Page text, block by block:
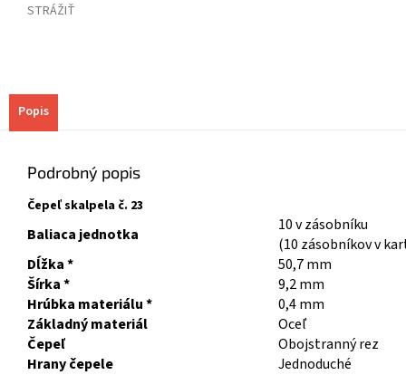
STRÁŽIŤ
Popis
Podrobný popis
Čepeľ skalpela č. 23
Baliaca jednotka
10 v zásobníku
(10 zásobníkov v
Dĺžka *
50,7 mm
Šírka *
9,2 mm
Hrúbka materiálu *
0,4 mm
Základný materiál
Oceľ
Čepeľ
Obojstranný rez
Hrany čepele
Jednoduché